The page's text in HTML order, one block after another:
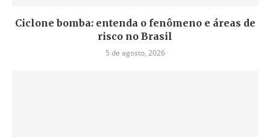
Ciclone bomba: entenda o fenômeno e áreas de
risco no Brasil
5 de agosto, 2026